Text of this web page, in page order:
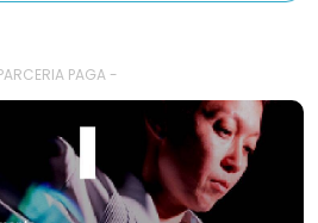
PAGA -